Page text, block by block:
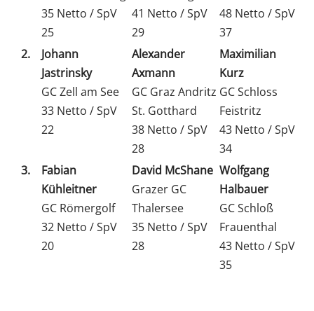
35 Netto / SpV
25
41 Netto / SpV
29
48 Netto / SpV
37
2.
Johann
Jastrinsky
GC Zell am See
33 Netto / SpV
22
Alexander
Axmann
GC Graz Andritz
St. Gotthard
38 Netto / SpV
28
Maximilian
Kurz
GC Schloss
Feistritz
43 Netto / SpV
34
3.
Fabian
Kühleitner
GC Römergolf
32 Netto / SpV
20
David McShane
Grazer GC
Thalersee
35 Netto / SpV
28
Wolfgang
Halbauer
GC Schloß
Frauenthal
43 Netto / SpV
35